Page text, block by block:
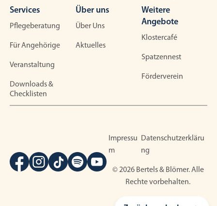
Services
Pflegeberatung
Für Angehörige
Veranstaltung
Downloads &
Checklisten
Über uns
Über Uns
Aktuelles
Weitere
Angebote
Klostercafé
Spatzennest
Förderverein
Impressu
m
Datenschutzerkläru
ng
© 2026 Bertels & Blömer. Alle
Rechte vorbehalten.